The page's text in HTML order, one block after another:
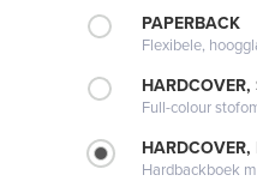
PAPERBACK
Flexibele,
HARDCOVER,
Full-colour
Hardbackboek